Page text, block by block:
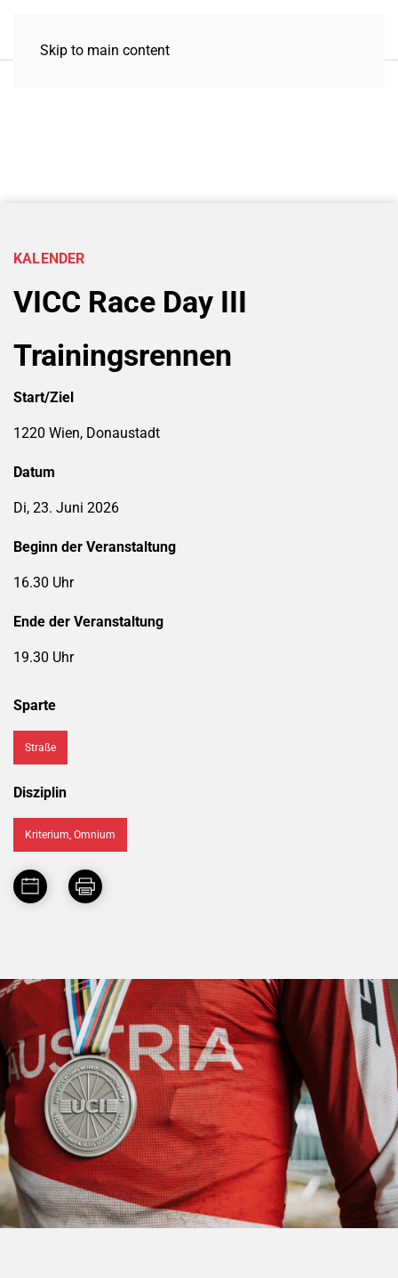
Skip to main content
KALENDER
VICC Race Day III
Trainingsrennen
Start/Ziel
1220 Wien, Donaustadt
Datum
Di, 23. Juni 2026
Beginn der Veranstaltung
16.30 Uhr
Ende der Veranstaltung
19.30 Uhr
Sparte
Straße
Disziplin
Kriterium, Omnium